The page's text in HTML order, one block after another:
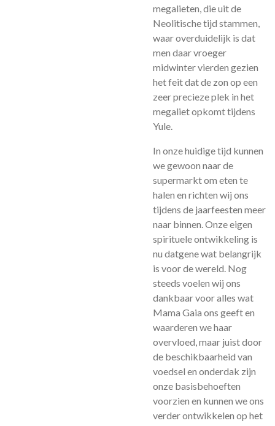
megalieten, die uit de
Neolitische tijd stammen,
waar overduidelijk is dat
men daar vroeger
midwinter vierden gezien
het feit dat de zon op een
zeer precieze plek in het
megaliet opkomt tijdens
Yule.
In onze huidige tijd kunnen
we gewoon naar de
supermarkt om eten te
halen en richten wij ons
tijdens de jaarfeesten meer
naar binnen. Onze eigen
spirituele ontwikkeling is
nu datgene wat belangrijk
is voor de wereld. Nog
steeds voelen wij ons
dankbaar voor alles wat
Mama Gaia ons geeft en
waarderen we haar
overvloed, maar juist door
de beschikbaarheid van
voedsel en onderdak zijn
onze basisbehoeften
voorzien en kunnen we ons
verder ontwikkelen op het